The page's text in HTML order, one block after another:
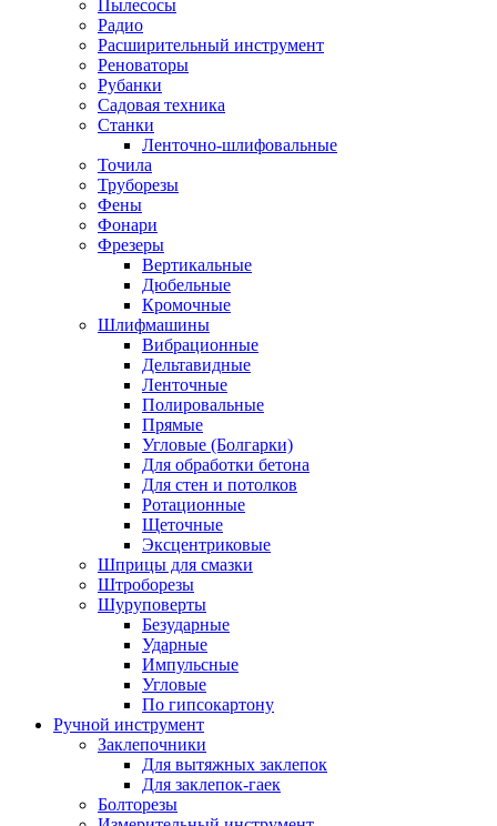
Пылесосы
Радио
Расширительный инструмент
Реноваторы
Рубанки
Садовая техника
Станки
Ленточно-шлифовальные
Точила
Труборезы
Фены
Фонари
Фрезеры
Вертикальные
Дюбельные
Кромочные
Шлифмашины
Вибрационные
Дельтавидные
Ленточные
Полировальные
Прямые
Угловые (Болгарки)
Для обработки бетона
Для стен и потолков
Ротационные
Щеточные
Эксцентриковые
Шприцы для смазки
Штроборезы
Шуруповерты
Безударные
Ударные
Импульсные
Угловые
По гипсокартону
Ручной инструмент
Заклепочники
Для вытяжных заклепок
Для заклепок-гаек
Болторезы